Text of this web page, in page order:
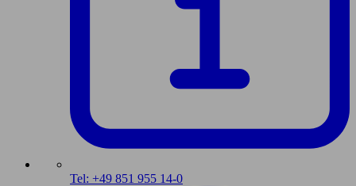
Tel: +49 851 955 14-0